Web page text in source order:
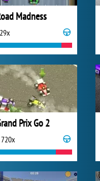
Madness
Prix Go 2